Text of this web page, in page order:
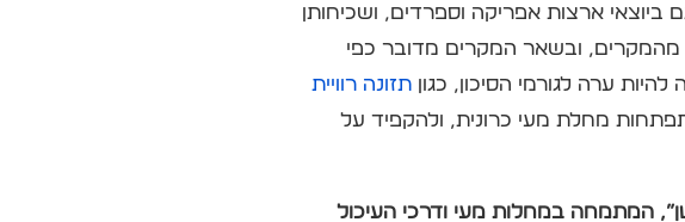
ביוצאי ארצות אפריקה וספרדים, ושכיחותן
גם במזרח הרחוק. הן מתפתחות בשל העברה תורשתית רק ב-30% מהמקרים, ובשאר המקרים מדובר כפי
ערה לגורמי הסיכון, כגון תזונה רוויית
מחלת מעי כרונית, ולהקפיד על
המתמחה במחלות מעי ודרכי העיכול